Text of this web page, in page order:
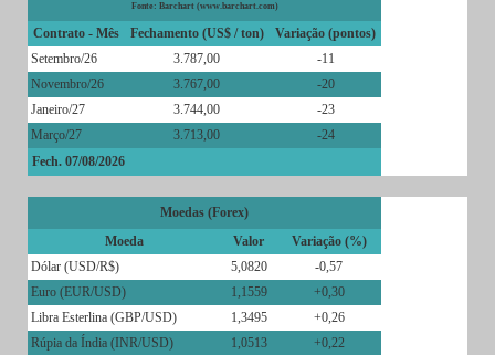
Fonte: Barchart (www.barchart.com)
Contrato - Mês Fechamento (US$ / ton)
Variação (pontos)
Setembro/26
3.787,00
-11
Novembro/26
3.767,00
-20
Janeiro/27
3.744,00
-23
Março/27
3.713,00
-24
Fech. 07/08/2026
Moedas (Forex)
Moeda
Valor
Variação (%)
Dólar (USD/R$)
5,0820
-0,57
Euro (EUR/USD)
1,1559
+0,30
Libra Esterlina (GBP/USD)
1,3495
+0,26
Rúpia da Índia (INR/USD)
1,0513
+0,22